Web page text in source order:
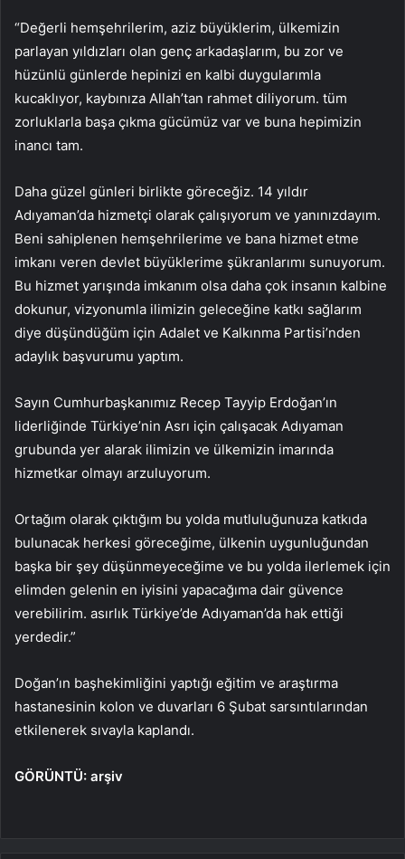
“Değerli hemşehrilerim, aziz büyüklerim, ülkemizin
parlayan yıldızları olan genç arkadaşlarım, bu zor ve
hüzünlü günlerde hepinizi en kalbi duygularımla
kucaklıyor, kaybınıza Allah’tan rahmet diliyorum. tüm
zorluklarla başa çıkma gücümüz var ve buna hepimizin
inancı tam.
Daha güzel günleri birlikte göreceğiz. 14 yıldır
Adıyaman’da hizmetçi olarak çalışıyorum ve yanınızdayım.
Beni sahiplenen hemşehrilerime ve bana hizmet etme
imkanı veren devlet büyüklerime şükranlarımı sunuyorum.
Bu hizmet yarışında imkanım olsa daha çok insanın kalbine
dokunur, vizyonumla ilimizin geleceğine katkı sağlarım
diye düşündüğüm için Adalet ve Kalkınma Partisi’nden
adaylık başvurumu yaptım.
Sayın Cumhurbaşkanımız Recep Tayyip Erdoğan’ın
liderliğinde Türkiye’nin Asrı için çalışacak Adıyaman
grubunda yer alarak ilimizin ve ülkemizin imarında
hizmetkar olmayı arzuluyorum.
Ortağım olarak çıktığım bu yolda mutluluğunuza katkıda
bulunacak herkesi göreceğime, ülkenin uygunluğundan
başka bir şey düşünmeyeceğime ve bu yolda ilerlemek için
elimden gelenin en iyisini yapacağıma dair güvence
verebilirim. asırlık Türkiye’de Adıyaman’da hak ettiği
yerdedir.”
Doğan’ın başhekimliğini yaptığı eğitim ve araştırma
hastanesinin kolon ve duvarları 6 Şubat sarsıntılarından
etkilenerek sıvayla kaplandı.
GÖRÜNTÜ: arşiv